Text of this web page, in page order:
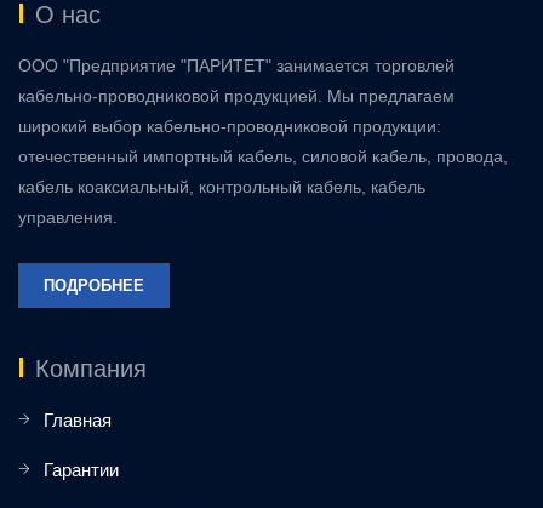
О нас
ООО "Предприятие "ПАРИТЕТ" занимается торговлей
кабельно-проводниковой продукцией. Мы предлагаем
широкий выбор кабельно-проводниковой продукции:
отечественный импортный кабель, силовой кабель, провода,
кабель коаксиальный, контрольный кабель, кабель
управления.
ПОДРОБНЕЕ
Компания
Главная
Гарантии